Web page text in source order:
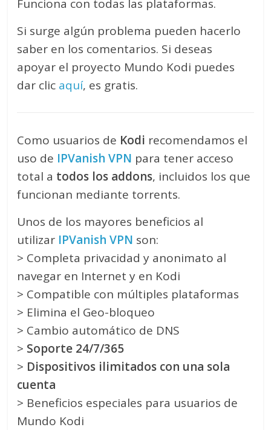
Funciona con todas las plataformas.
Si surge algún problema pueden hacerlo
saber en los comentarios. Si deseas
apoyar el proyecto Mundo Kodi puedes
dar clic aquí, es gratis.
Como usuarios de Kodi recomendamos el
uso de IPVanish VPN para tener acceso
total a todos los addons, incluidos los que
funcionan mediante torrents.
Unos de los mayores beneficios al
utilizar IPVanish VPN son:
> Completa privacidad y anonimato al
navegar en Internet y en Kodi
> Compatible con múltiples plataformas
> Elimina el Geo-bloqueo
> Cambio automático de DNS
> Soporte 24/7/365
> Dispositivos ilimitados con una sola
cuenta
> Beneficios especiales para usuarios de
Mundo Kodi